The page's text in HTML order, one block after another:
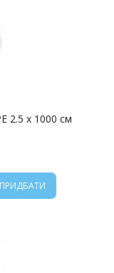
2.5 x 1000 см